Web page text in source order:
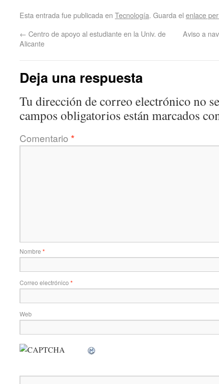
Esta entrada fue publicada en Tecnología. Guarda el enlace
← Centro de apoyo al estudiante en la Univ. de
Alicante
Aviso a
Deja una respuesta
Tu dirección de correo electrónico no
campos obligatorios están marcados
Comentario *
Nombre *
Correo electrónico *
Web